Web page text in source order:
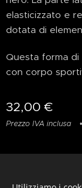
elasticizzato e
dotata di
Questa forma
con corpo
32,00 €
Prezzo IVA inclusa